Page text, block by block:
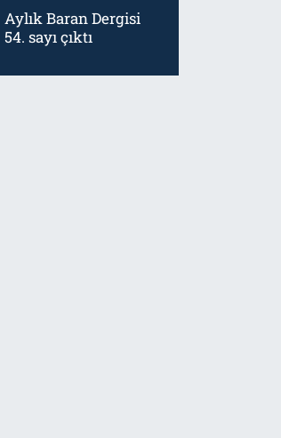
Aylık Baran Dergisi
54. sayı çıktı